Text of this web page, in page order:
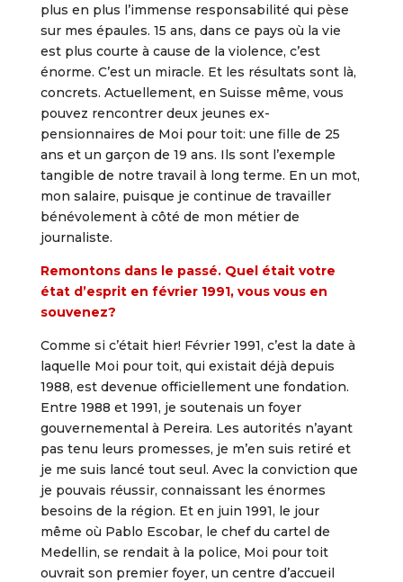
plus en plus l’immense responsabilité qui pèse
sur mes épaules. 15 ans, dans ce pays où la vie
est plus courte à cause de la violence, c’est
énorme. C’est un miracle. Et les résultats sont là,
concrets. Actuellement, en Suisse même, vous
pouvez rencontrer deux jeunes ex-
pensionnaires de Moi pour toit: une fille de 25
ans et un garçon de 19 ans. Ils sont l’exemple
tangible de notre travail à long terme. En un mot,
mon salaire, puisque je continue de travailler
bénévolement à côté de mon métier de
journaliste.
Remontons dans le passé. Quel était votre
état d’esprit en février 1991, vous vous en
souvenez?
Comme si c’était hier! Février 1991, c’est la date à
laquelle Moi pour toit, qui existait déjà depuis
1988, est devenue officiellement une fondation.
Entre 1988 et 1991, je soutenais un foyer
gouvernemental à Pereira. Les autorités n’ayant
pas tenu leurs promesses, je m’en suis retiré et
je me suis lancé tout seul. Avec la conviction que
je pouvais réussir, connaissant les énormes
besoins de la région. Et en juin 1991, le jour
même où Pablo Escobar, le chef du cartel de
Medellin, se rendait à la police, Moi pour toit
ouvrait son premier foyer, un centre d’accueil